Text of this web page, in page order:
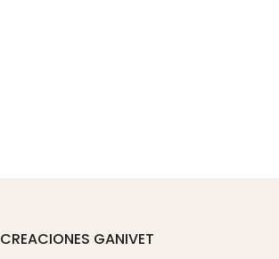
CREACIONES GANIVET